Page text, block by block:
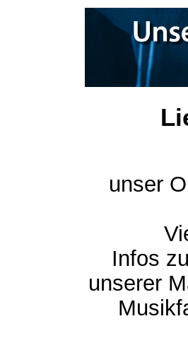
unser
Infos
unserer